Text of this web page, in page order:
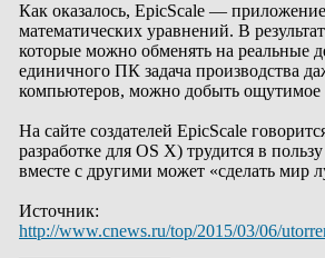
Как оказалось, EpicScale —
математических уравнений. В
которые можно обменять на реальные
единичного ПК задача производства
компьютеров, можно добыть ощутимое
На сайте создателей EpicScale
разработке для OS X) трудится в
вместе с другими может «сделать мир
Источник:
http://www.cnews.ru/top/2015/03/06/